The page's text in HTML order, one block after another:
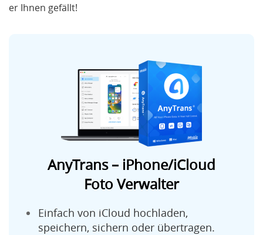
er Ihnen gefällt!
AnyTrans – iPhone/iCloud
Foto Verwalter
Einfach von iCloud hochladen,
speichern, sichern oder übertragen.